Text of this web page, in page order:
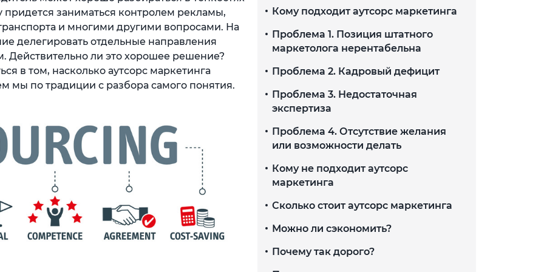
придется заниматься контролем рекламы,
и многими другими вопросами. На
делегировать отдельные направления
Действительно ли это хорошее решение?
в том, насколько аутсорс маркетинга
мы по традиции с разбора самого понятия.
Кому подходит аутсорс маркетинга
Проблема 1. Позиция штатного
маркетолога нерентабельна
Проблема 2. Кадровый дефицит
Проблема 3. Недостаточная
экспертиза
Проблема 4. Отсутствие желания
или возможности делать
Кому не подходит аутсорс
маркетинга
Сколько стоит аутсорс маркетинга
Можно ли сэкономить?
Почему так дорого?